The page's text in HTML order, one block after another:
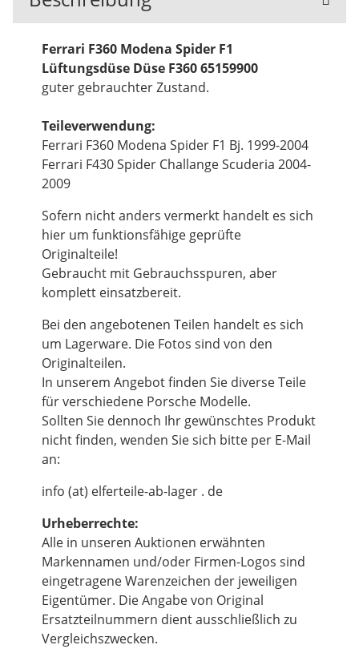
Ferrari F360 Modena Spider F1
Lüftungsdüse Düse F360 65159900
guter gebrauchter Zustand.
Teileverwendung:
Ferrari F360 Modena Spider F1 Bj. 1999-2004
Ferrari F430 Spider Challange Scuderia 2004-
2009
Sofern nicht anders vermerkt handelt es sich
hier um funktionsfähige geprüfte
Originalteile!
Gebraucht mit Gebrauchsspuren, aber
komplett einsatzbereit.
Bei den angebotenen Teilen handelt es sich
um Lagerware. Die Fotos sind von den
Originalteilen.
In unserem Angebot finden Sie diverse Teile
für verschiedene Porsche Modelle.
Sollten Sie dennoch Ihr gewünschtes Produkt
nicht finden, wenden Sie sich bitte per E-Mail
an:
info (at) elferteile-ab-lager . de
Urheberrechte:
Alle in unseren Auktionen erwähnten
Markennamen und/oder Firmen-Logos sind
eingetragene Warenzeichen der jeweiligen
Eigentümer. Die Angabe von Original
Ersatzteilnummern dient ausschließlich zu
Vergleichszwecken.